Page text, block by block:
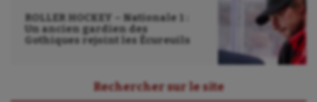
UNSS
Wakeboard
ROLLER HOCKEY – Nationale 1 :
Un ancien gardien des
Gothiques rejoint les Écureuils
Rechercher sur le site